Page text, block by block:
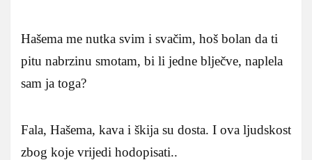
Hašema me nutka svim i svačim, hoš bolan da ti
pitu nabrzinu smotam, bi li jedne blječve, naplela
sam ja toga?
Fala, Hašema, kava i škija su dosta. I ova ljudskost
zbog koje vrijedi hodopisati..